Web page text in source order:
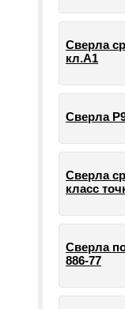
Сверла
кл.А1
Сверла
Сверла
класс
Сверла
886-77